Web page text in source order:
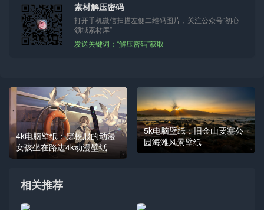
素材解压密码
打开手机微信扫描左侧二维码图片，关注公众号“初心
领域素材库”
发送关键词：“解压密码”获取
4k电脑壁纸：穿校服的动漫
女孩坐在路边4k动漫壁纸
5k电脑壁纸：旧金山要塞公
园海滩风景壁纸
相关推荐